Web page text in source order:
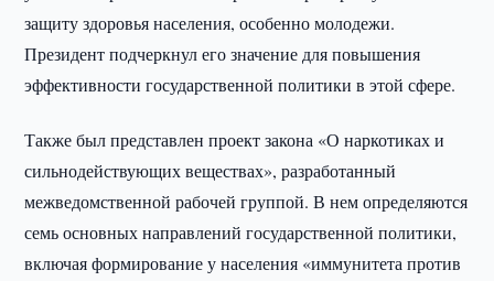
защиту здоровья населения, особенно молодежи.
Президент подчеркнул его значение для повышения
эффективности государственной политики в этой сфере.
Также был представлен проект закона «О наркотиках и
сильнодействующих веществах», разработанный
межведомственной рабочей группой. В нем определяются
семь основных направлений государственной политики,
включая формирование у населения «иммунитета против